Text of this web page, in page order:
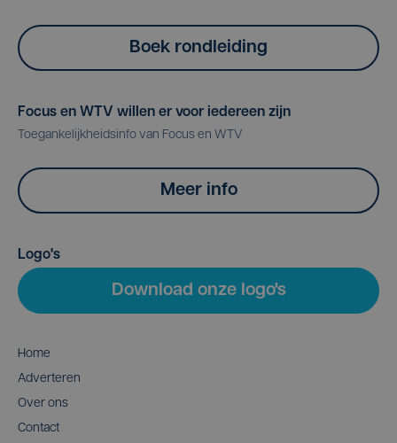
Boek rondleiding
Focus en WTV willen er voor iedereen zijn
Toegankelijkheidsinfo van Focus en WTV
Meer info
Logo's
Download onze logo's
Home
Adverteren
Over ons
Contact